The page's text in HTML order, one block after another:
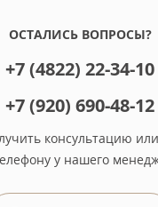
ОСТАЛИСЬ ВОПРОСЫ?
+7 (4822) 22-34-10
+7 (920) 690-48-12
консультацию или
у нашего